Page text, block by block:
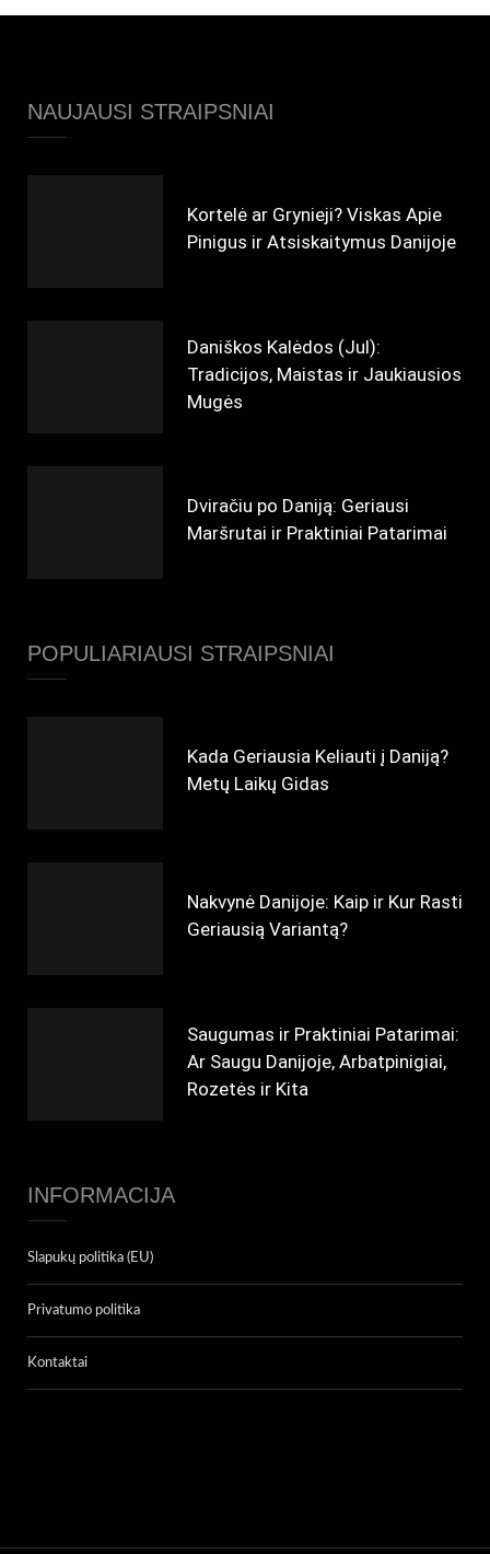
NAUJAUSI STRAIPSNIAI
Kortelė ar Grynieji? Viskas Apie
Pinigus ir Atsiskaitymus Danijoje
Daniškos Kalėdos (Jul):
Tradicijos, Maistas ir Jaukiausios
Mugės
Dviračiu po Daniją: Geriausi
Maršrutai ir Praktiniai Patarimai
POPULIARIAUSI STRAIPSNIAI
Kada Geriausia Keliauti į Daniją?
Metų Laikų Gidas
Nakvynė Danijoje: Kaip ir Kur Rasti
Geriausią Variantą?
Saugumas ir Praktiniai Patarimai:
Ar Saugu Danijoje, Arbatpinigiai,
Rozetės ir Kita
INFORMACIJA
Slapukų politika (EU)
Privatumo politika
Kontaktai